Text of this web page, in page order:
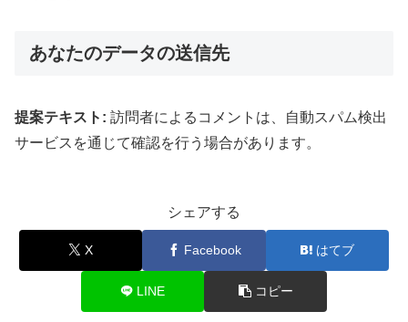
あなたのデータの送信先
提案テキスト: 訪問者によるコメントは、自動スパム検出
サービスを通じて確認を行う場合があります。
シェアする
X Facebook はてブ
LINE コピー